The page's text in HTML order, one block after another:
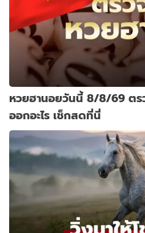
หวยฮานอยวันนี้ 8/8/69 ต
ออกอะไร เช็กสดที่นี่